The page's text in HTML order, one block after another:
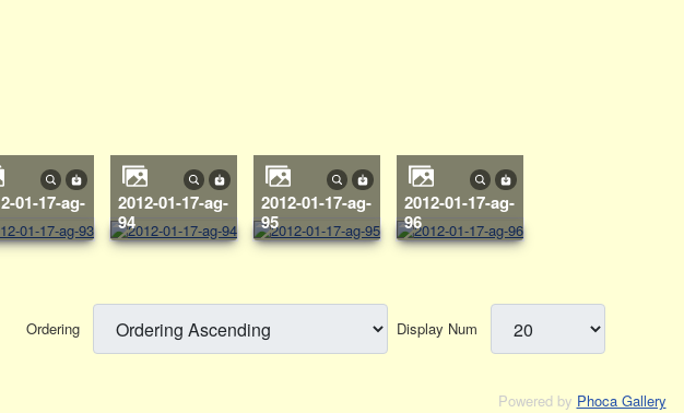
2012-01-17-ag-
94
2012-01-17-ag-
95
2012-01-17-ag-
96
Ordering Display Num
Powered by Phoca Gallery